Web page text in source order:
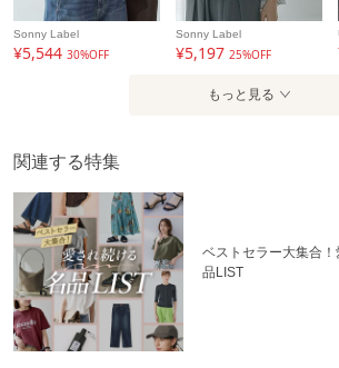
Sonny Label
¥5,544 30%OFF
Sonny Label
¥5,19725%OFF
もっと見る
関連する特集
ベストセラー大集合！
品LIST